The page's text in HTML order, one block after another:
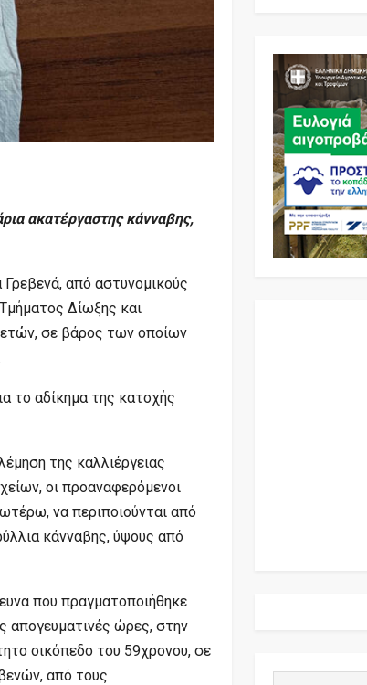
ακατέργαστης κάνναβης,
από αστυνομικούς
Δίωξης και
ετών, σε βάρος των οποίων
το αδίκημα της κατοχής
της καλλιέργειας
οι προαναφερόμενοι
να περιποιούνται από
κάνναβης, ύψους από
που πραγματοποιήθηκε
απογευματινές ώρες, στην
οικόπεδο του 59χρονου, σε
από τους